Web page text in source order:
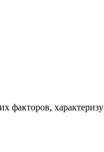
факторов,